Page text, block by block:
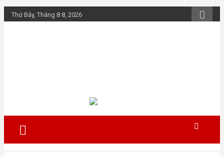
Skip
to
Thứ Bảy, Tháng 8 8, 2026